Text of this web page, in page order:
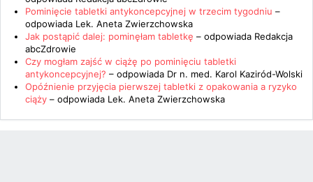
Pominięcie tabletki antykoncepcyjnej w trzecim tygodniu –
odpowiada Lek. Aneta Zwierzchowska
Jak postąpić dalej: pominęłam tabletkę – odpowiada Redakcja
abcZdrowie
Czy mogłam zajść w ciążę po pominięciu tabletki
antykoncepcyjnej? – odpowiada Dr n. med. Karol Kaziród-Wolski
Opóźnienie przyjęcia pierwszej tabletki z opakowania a ryzyko
ciąży – odpowiada Lek. Aneta Zwierzchowska